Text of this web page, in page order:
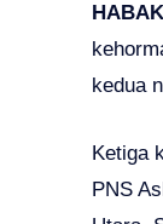
kedua
Ketiga
PNS